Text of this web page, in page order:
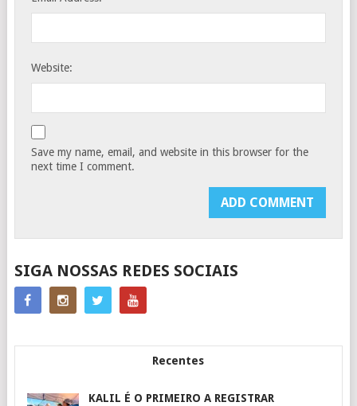
Website:
Save my name, email, and website in this browser for the
next time I comment.
SIGA NOSSAS REDES SOCIAIS
Recentes
KALIL É O PRIMEIRO A REGISTRAR